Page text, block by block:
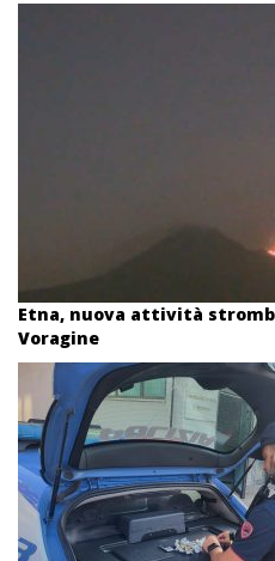
Etna, nuova attività
Voragine